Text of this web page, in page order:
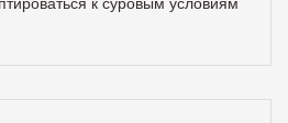
к суровым условиям